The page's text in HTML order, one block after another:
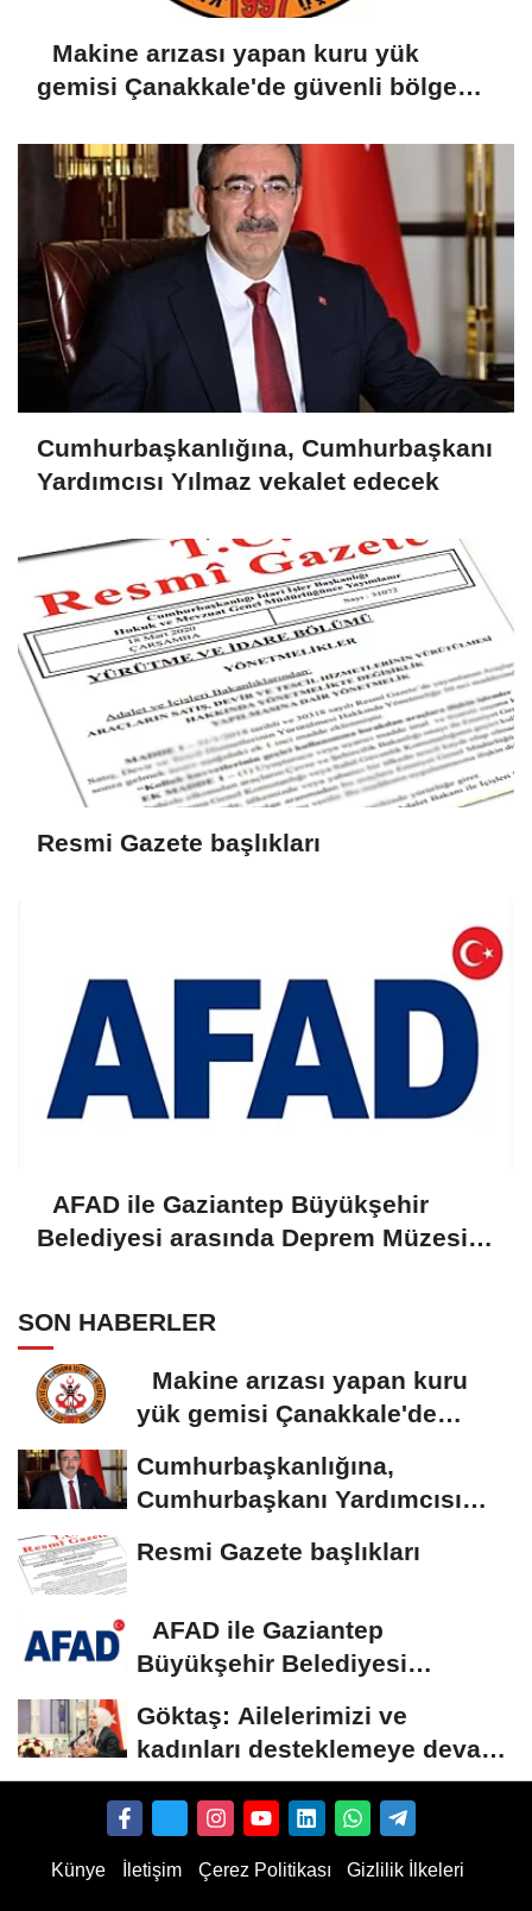
Makine arızası yapan kuru yük
gemisi Çanakkale'de güvenli bölgeye
Cumhurbaşkanlığına, Cumhurbaşkanı
Yardımcısı Yılmaz vekalet edecek
Resmi Gazete başlıkları
AFAD ile Gaziantep Büyükşehir
Belediyesi arasında Deprem Müzesi
SON HABERLER
Makine arızası yapan kuru
yük gemisi Çanakkale'de
Cumhurbaşkanlığına,
Cumhurbaşkanı Yardımcısı
Resmi Gazete başlıkları
AFAD ile Gaziantep
Büyükşehir Belediyesi
Göktaş: Ailelerimizi ve
kadınları desteklemeye devam
edeceğiz
Künye İletişim Çerez Politikası Gizlilik İlkeleri